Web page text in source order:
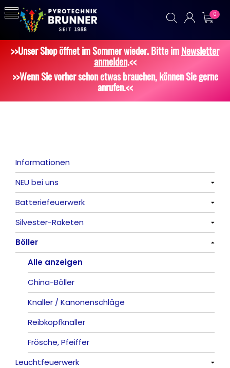
0
>>Unser Shop öffnet im Sommer wieder. Bitte imNewsletter
anmelden.<<
>>Wenn Sie vorher schon etwas brauchen, können Sie gerne
anrufen.<<
Informationen
NEU bei uns
Alle anzeigen
Batteriefeuerwerk
Alle anzeigen
Silvester-Raketen
Alle anzeigen
Böller
Alle anzeigen
China-Böller
Knaller / Kanonenschläge
Reibkopfknaller
Frösche, Pfeiffer
Leuchtfeuerwerk